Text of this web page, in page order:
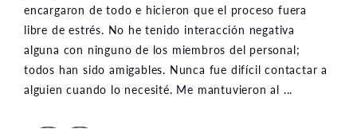
encargaron de todo e hicieron que el proceso fuera
libre de estrés. No he tenido interacción negativa
alguna con ninguno de los miembros del personal;
todos han sido amigables. Nunca fue difícil contactar a
alguien cuando lo necesité. Me mantuvieron al ...